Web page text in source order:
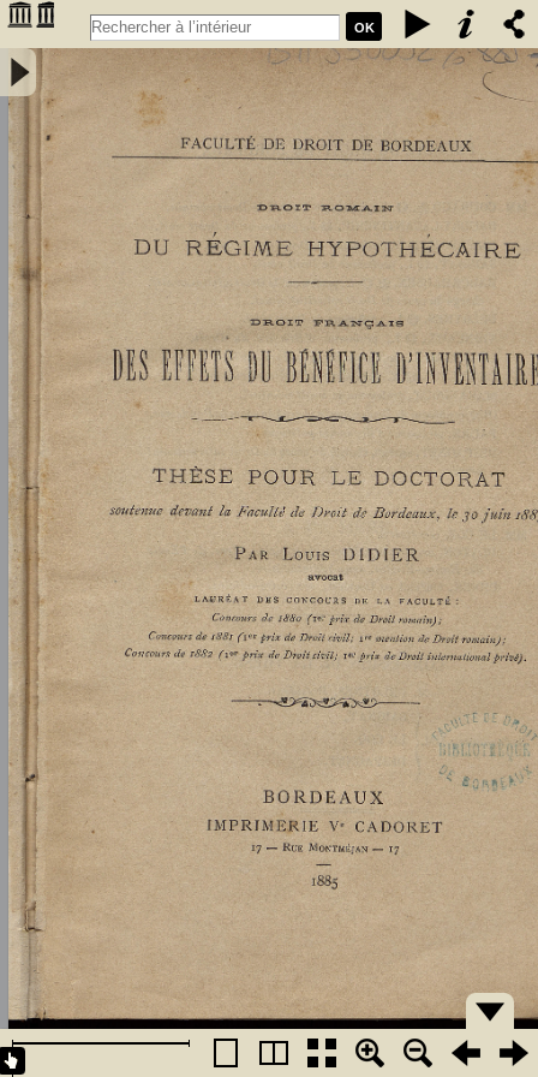
OK
Droit romain : du régime hypothécaire. Droit français : des effets du
bénéfice d'inventaire - Didier, Louis (1859-1913)